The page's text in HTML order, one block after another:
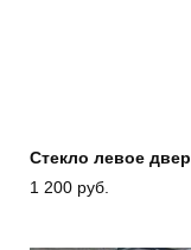
Стекло левое
1 200 руб.